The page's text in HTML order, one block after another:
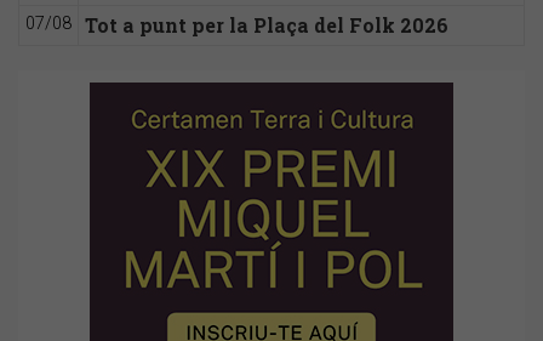
07/08 Tot a punt per la Plaça del Folk 2026